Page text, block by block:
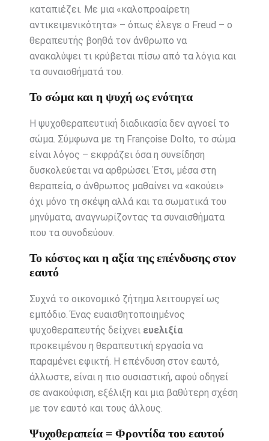
καταπιέζει. Με μια «καλοπροαίρετη
αντικειμενικότητα» – όπως έλεγε ο Freud – ο
θεραπευτής βοηθά τον άνθρωπο να
ανακαλύψει τι κρύβεται πίσω από τα λόγια και
τα συναισθήματά του.
Το σώμα και η ψυχή ως ενότητα
Η ψυχοθεραπευτική διαδικασία δεν αγνοεί το
σώμα. Σύμφωνα με τη Françoise Dolto, το σώμα
είναι λόγος – εκφράζει όσα η συνείδηση
δυσκολεύεται να αρθρώσει. Έτσι, μέσα στη
θεραπεία, ο άνθρωπος μαθαίνει να «ακούει»
όχι μόνο τη σκέψη αλλά και τα σωματικά του
μηνύματα, αναγνωρίζοντας τα συναισθήματα
που τα συνοδεύουν.
Το κόστος και η αξία της επένδυσης στον
εαυτό
Συχνά το οικονομικό ζήτημα λειτουργεί ως
εμπόδιο. Ένας ευαισθητοποιημένος
ψυχοθεραπευτής δείχνει ευελιξία
προκειμένου η θεραπευτική εργασία να
παραμένει εφικτή. Η επένδυση στον εαυτό,
άλλωστε, είναι η πιο ουσιαστική, αφού οδηγεί
σε ανακούφιση, εξέλιξη και μια βαθύτερη σχέση
με τον εαυτό και τους άλλους.
Ψυχοθεραπεία = Φροντίδα του εαυτού